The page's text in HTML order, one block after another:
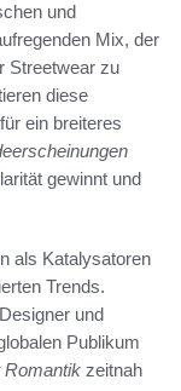
und
Mix, der
Streetwear zu
diese
ein breiteres
gewinnt und
als Katalysatoren
Trends.
und
Publikum
Romantik zeitnah